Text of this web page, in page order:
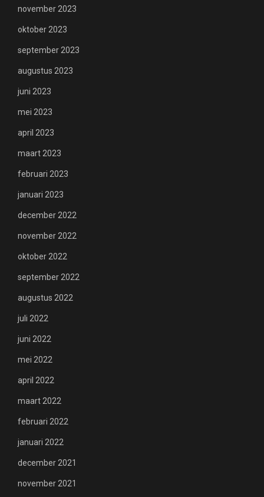
november 2023
oktober 2023
september 2023
augustus 2023
juni 2023
mei 2023
april 2023
maart 2023
februari 2023
januari 2023
december 2022
november 2022
oktober 2022
september 2022
augustus 2022
juli 2022
juni 2022
mei 2022
april 2022
maart 2022
februari 2022
januari 2022
december 2021
november 2021